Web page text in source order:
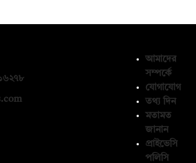
আমাদের
সম্পর্কে
যোগাযোগ
তথ্য দিন
মতামত
জানান
প্রাইভেসি
পলিসি